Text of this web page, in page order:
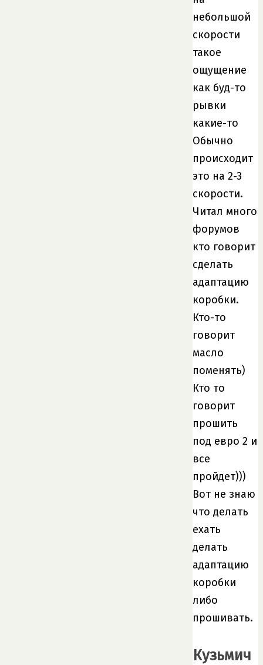
небольшой
скорости
такое
ощущение
как буд-то
рывки
какие-то
Обычно
происходит
это на 2-3
скорости.
Читал много
форумов
кто говорит
сделать
адаптацию
коробки.
Кто-то
говорит
масло
поменять)
Кто то
говорит
прошить
под евро 2 и
все
пройдет)))
Вот не знаю
что делать
ехать
делать
адаптацию
коробки
либо
прошивать.
Кузьмич